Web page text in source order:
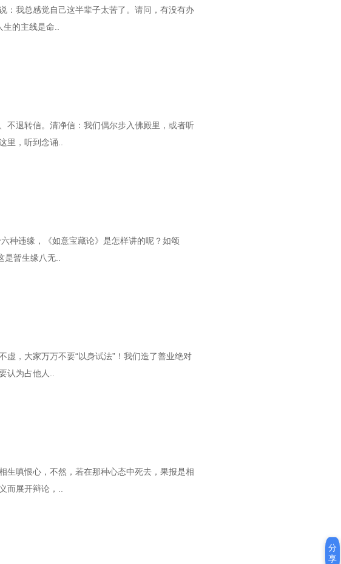
：我总感觉自己这半辈子太苦了。请问，有没有办
的主线是命..
退转信。清净信：我们偶尔步入佛殿里，或者听
里，听到念诵..
种违缘，《如意宝藏论》是怎样讲的呢？如颂
暂生缘八无..
，大家万万不要“以身试法”！我们造了善业绝对
认为占他人..
生嗔恨心，不然，若在那种心态中死去，果报是相
而展开辩论，..
分
享